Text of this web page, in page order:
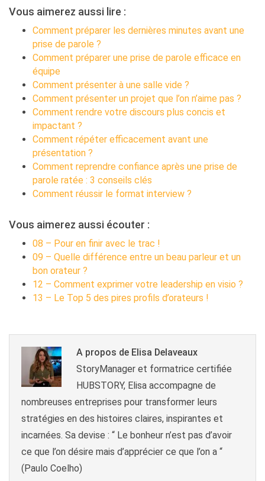
Vous aimerez aussi lire :
Comment préparer les dernières minutes avant une
prise de parole ?
Comment préparer une prise de parole efficace en
équipe
Comment présenter à une salle vide ?
Comment présenter un projet que l’on n’aime pas ?
Comment rendre votre discours plus concis et
impactant ?
Comment répéter efficacement avant une
présentation ?
Comment reprendre confiance après une prise de
parole ratée : 3 conseils clés
Comment réussir le format interview ?
Vous aimerez aussi écouter :
08 – Pour en finir avec le trac !
09 – Quelle différence entre un beau parleur et un
bon orateur ?
12 – Comment exprimer votre leadership en visio ?
13 – Le Top 5 des pires profils d’orateurs !
A propos de Elisa Delaveaux
StoryManager et formatrice certifiée
HUBSTORY, Elisa accompagne de
nombreuses entreprises pour transformer leurs
stratégies en des histoires claires, inspirantes et
incarnées. Sa devise : “ Le bonheur n’est pas d’avoir
ce que l’on désire mais d’apprécier ce que l’on a “
(Paulo Coelho)